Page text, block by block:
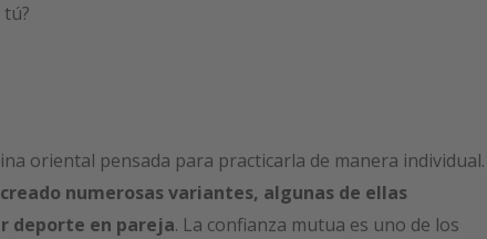
oriental pensada para practicarla de manera individual.
numerosas variantes, algunas de ellas
deporte en pareja. La confianza mutua es uno de los